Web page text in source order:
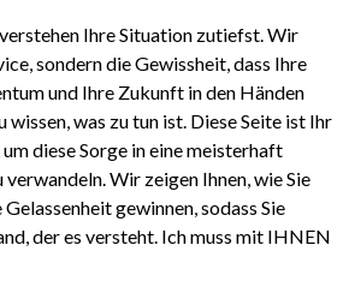
Ihre Situation zutiefst. Wir
sondern die Gewissheit, dass Ihre
und Ihre Zukunft in den Händen
wissen, was zu tun ist. Diese Seite ist Ihr
diese Sorge in eine meisterhaft
Wir zeigen Ihnen, wie Sie
gewinnen, sodass Sie
der es versteht. Ich muss mit IHNEN